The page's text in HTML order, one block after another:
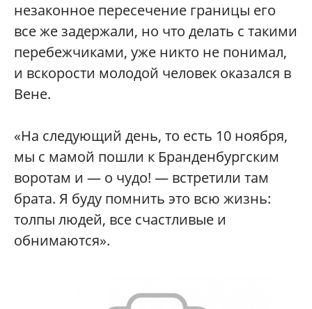
незаконное пересечение границы его
все же задержали, но что делать с такими
перебежчиками, уже никто не понимал,
и вскорости молодой человек оказался в
Вене.
«На следующий день, то есть 10 ноября,
мы с мамой пошли к Бранденбургским
воротам и — о чудо! — встретили там
брата. Я буду помнить это всю жизнь:
толпы людей, все счастливые и
обнимаются».